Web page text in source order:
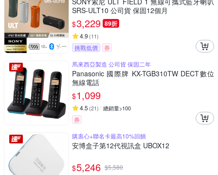
SRS-ULT10 公司貨 保固12個月
$3,229 89折
4.9 (11)
挑戰低價
券
馬來西亞製造 公司貨 保固二年
Panasonic 國際牌 KX-TGB310TW DECT數位
無線電話
$1,099
4.5 (21) 總銷量>100
券
購衷心+聯名卡最高10%回饋
安博盒子第12代視訊盒 UBOX12
$5,246 $5,580